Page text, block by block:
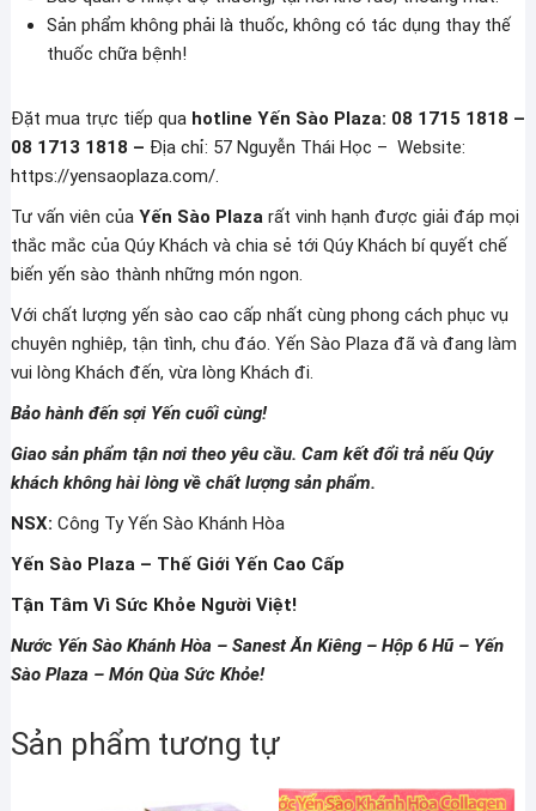
Sản phẩm không phải là thuốc, không có tác dụng thay thế
thuốc chữa bệnh!
Đặt mua trực tiếp qua hotline Yến Sào Plaza: 08 1715 1818 –
08 1713 1818 – Địa chỉ: 57 Nguyễn Thái Học – Website:
https://yensaoplaza.com/.
Tư vấn viên của Yến Sào Plazarất vinh hạnh được giải đáp mọi
thắc mắc của Qúy Khách và chia sẻ tới Qúy Khách bí quyết chế
biến yến sào thành những món ngon.
Với chất lượng yến sào cao cấp nhất cùng phong cách phục vụ
chuyên nghiêp, tận tình, chu đáo. Yến Sào Plaza đã và đang làm
vui lòng Khách đến, vừa lòng Khách đi.
Bảo hành đến sợi Yến cuối cùng!
Giao sản phẩm tận nơi theo yêu cầu. Cam kết đổi trả nếu Qúy
khách không hài lòng về chất lượng sản phẩm.
NSX: Công Ty Yến Sào Khánh Hòa
Yến Sào Plaza – Thế Giới Yến Cao Cấp
Tận Tâm Vì Sức Khỏe Người Việt!
Nước Yến Sào Khánh Hòa – Sanest Ăn Kiêng – Hộp 6 Hũ – Yến
Sào Plaza – Món Qùa Sức Khỏe!
Sản phẩm tương tự